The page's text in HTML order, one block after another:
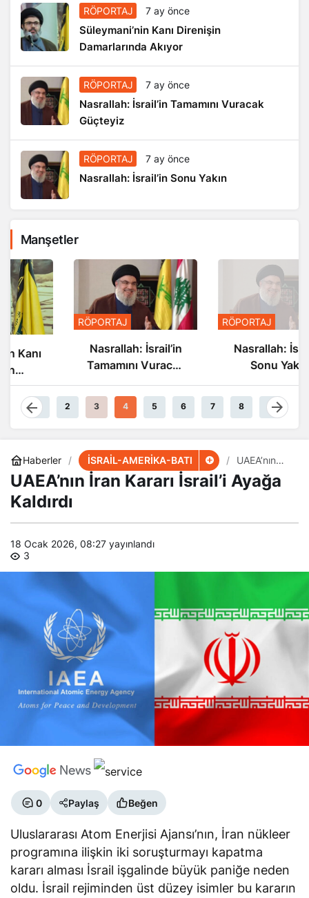
RÖPORTAJ 7 ay önce
Süleymani’nin Kanı Direnişin
Damarlarında Akıyor
RÖPORTAJ 7 ay önce
Nasrallah: İsrail’in Tamamını Vuracak
Güçteyiz
RÖPORTAJ 7 ay önce
Nasrallah: İsrail’in Sonu Yakın
Manşetler
RÖPORTAJ
Nasrallah: İsrail’in
Tamamını Vuracak
RÖPORTAJ
Nasrallah: İsrail’in
Sonu Yakın
1 2 3 4 5 6 7 8 9
Haberler İSRAİL-AMERİKA-BATI
UAEA’nın
İran Kararı
İsrail’i
UAEA’nın İran Kararı İsrail’i Ayağa
Kaldırdı
18 Ocak 2026, 08:27 yayınlandı
3
0 Paylaş Beğen
Uluslararası Atom Enerjisi Ajansı’nın, İran nükleer
programına ilişkin iki soruşturmayı kapatma
kararı alması İsrail işgalinde büyük paniğe neden
oldu. İsrail rejiminden üst düzey isimler bu kararın